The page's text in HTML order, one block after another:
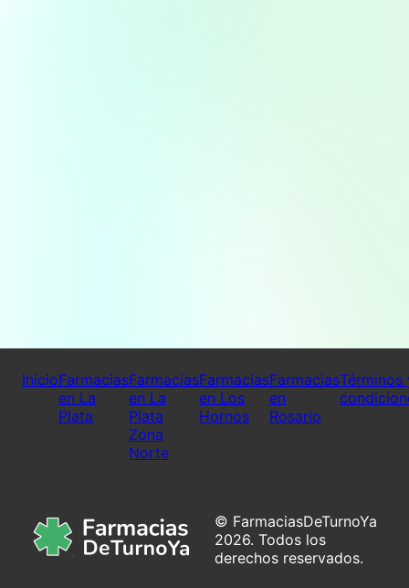
InicioFarmacias
en La
Plata
Farmacias
en La
Plata
Zona
Norte
Farmacias
en Los
Hornos
Farmacias
en
Rosario
Términos
© FarmaciasDeTurnoYa
2026. Todos los
derechos reservados.